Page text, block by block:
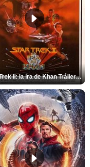
Star Trek II: la ira de Khan Tráiler VO